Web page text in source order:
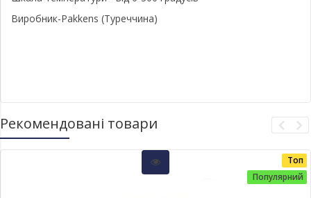
Виробник-Pakkens (Туреччина)
Рекомендовані товари
Топ
Популярний